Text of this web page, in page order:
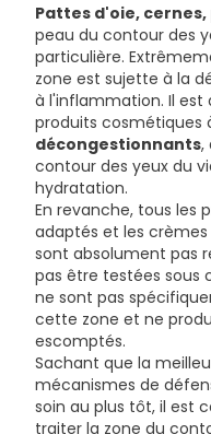
STEAROYL
CAPRYLIC/CAPRIC
(SUNFLOWER) SEED
EXTRACT, UNDARIA
ALCOHOL, CHLORELLA
TETRAPEPTIDE-5,
ROSMARINUS
[N4704/B]
Pattes d'oie,
peau du contour des
particulière.
zone est sujette à la
à l'inflammation. Il est
produits cosmétiques
décongestionnants,
contour des yeux du
hydratation.
En revanche, tous les
adaptés et les crèmes
sont absolument pas
pas être testées sous
ne sont pas
cette zone et ne
escomptés.
Sachant que la
mécanismes de
soin au plus tôt, il est
traiter la zone du